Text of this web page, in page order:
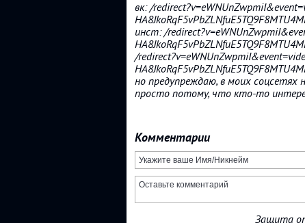
вк: /
инст: /
/
но предупреждаю, в моих соцсетях
просто потому, что кто-то
Комментарии
Защита